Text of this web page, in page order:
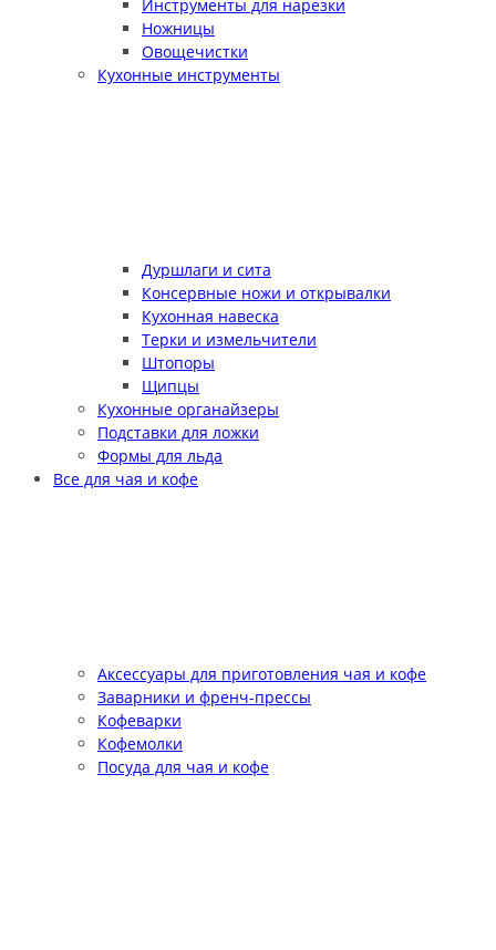
Инструменты для нарезки
Ножницы
Овощечистки
Кухонные инструменты
Дуршлаги и сита
Консервные ножи и открывалки
Кухонная навеска
Терки и измельчители
Штопоры
Щипцы
Кухонные органайзеры
Подставки для ложки
Формы для льда
Все для чая и кофе
Аксессуары для приготовления чая и кофе
Заварники и френч-прессы
Кофеварки
Кофемолки
Посуда для чая и кофе